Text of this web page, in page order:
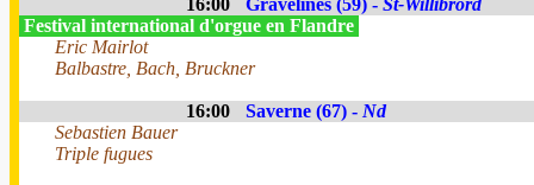
16:00 Gravelines (59) - St-Willibrord
Festival international d'orgue en Flandre
Eric Mairlot
Balbastre, Bach, Bruckner
16:00 Saverne (67) - Nd
Sebastien Bauer
Triple fugues